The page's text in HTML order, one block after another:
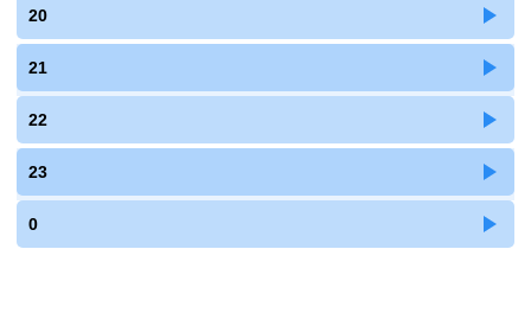
20
21
22
23
0